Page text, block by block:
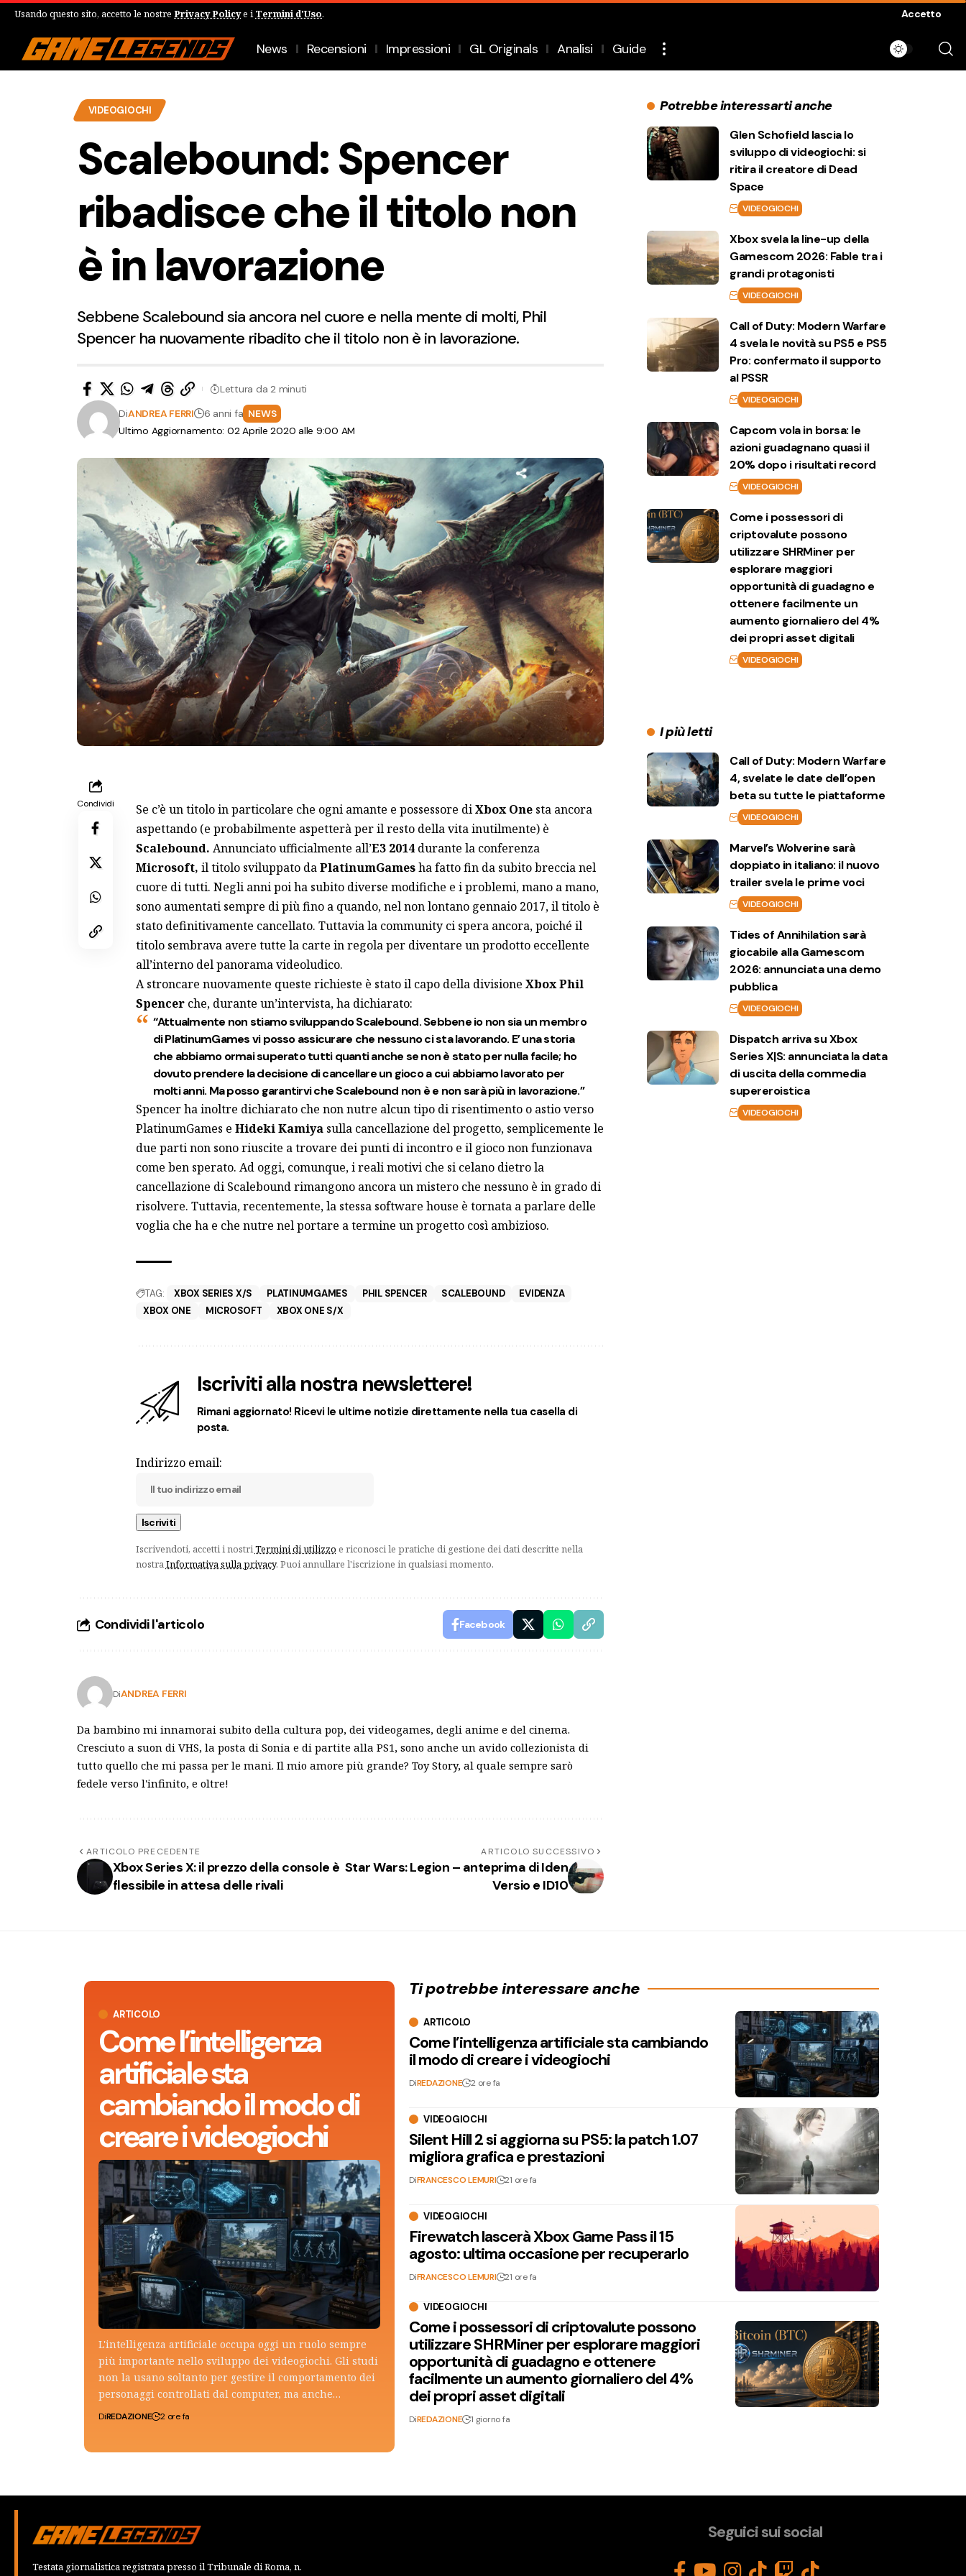
Usando questo sito, accetto le nostre Privacy Policye i Termini d'Uso. Accetto
News Recensioni Impressioni GL Originals Analisi Guide
VIDEOGIOCHI
Scalebound: Spencer
ribadisce che il titolo non
è in lavorazione
Sebbene Scalebound sia ancora nel cuore e nella mente di molti, Phil
Spencer ha nuovamente ribadito che il titolo non è in lavorazione.
Ultimo Aggiornamento: 02 Aprile 2020 alle 9:00 AM
DiANDREA FERRI 6 anni fa NEWS
Lettura da 2 minuti
Condividi Se c’è un titolo in particolare che ogni amante e possessore diXbox Onesta ancora
aspettando (e probabilmente aspetterà per il resto della vita inutilmente) è
Scalebound. Annunciato ufficialmente all’E3 2014durante la conferenza
Microsoft, il titolo sviluppato daPlatinumGamesha fatto fin da subito breccia nel
cuore di tutti. Negli anni poi ha subito diverse modifiche e i problemi, mano a mano,
sono aumentati sempre di più fino a quando, nel non lontano gennaio 2017, il titolo è
stato definitivamente cancellato. Tuttavia la community ci spera ancora, poiché il
titolo sembrava avere tutte la carte in regola per diventare un prodotto eccellente
all’interno del panorama videoludico.
A stroncare nuovamente queste richieste è stato il capo della divisione XboxPhil
Spencerche, durante un’intervista, ha dichiarato:
“Attualmente non stiamo sviluppando Scalebound. Sebbene io non sia un membro
di PlatinumGames vi posso assicurare che nessuno ci sta lavorando. E’ una storia
che abbiamo ormai superato tutti quanti anche se non è stato per nulla facile; ho
dovuto prendere la decisione di cancellare un gioco a cui abbiamo lavorato per
molti anni. Ma posso garantirvi che Scalebound non è e non sarà più in lavorazione.”
Spencer ha inoltre dichiarato che non nutre alcun tipo di risentimento o astio verso
PlatinumGames e Hideki Kamiyasulla cancellazione del progetto, semplicemente le
due parti non sono riuscite a trovare dei punti di incontro e il gioco non funzionava
come ben sperato. Ad oggi, comunque, i reali motivi che si celano dietro la
cancellazione di Scalebound rimangono ancora un mistero che nessuno è in grado di
risolvere. Tuttavia, recentemente, la stessa software house è tornata a parlare delle
voglia che ha e che nutre nel portare a termine un progetto così ambizioso.
TAG: XBOX SERIES X/S PLATINUMGAMES PHIL SPENCER SCALEBOUND
EVIDENZA
XBOX ONE
MICROSOFT XBOX ONE S/X
Iscriviti alla nostra newslettere!
Rimani aggiornato! Ricevi le ultime notizie direttamente nella tua casella di
posta.
Indirizzo email:
Iscrivendoti, accetti i nostriTermini di utilizzo e riconosci le pratiche di gestione dei dati descritte nella
nostraInformativa sulla privacy. Puoi annullare l'iscrizione in qualsiasi momento.
Condividi l'articolo Facebook
DiANDREA FERRI
Da bambino mi innamorai subito della cultura pop, dei videogames, degli anime e del cinema.
Cresciuto a suon di VHS, la posta di Sonia e di partite alla PS1, sono anche un avido collezionista di
tutto quello che mi passa per le mani. Il mio amore più grande? Toy Story, al quale sempre sarò
fedele verso l'infinito, e oltre!
ARTICOLO PRECEDENTE
Xbox Series X: il prezzo della console è
flessibile in attesa delle rivali
ARTICOLO SUCCESSIVO
Star Wars: Legion – anteprima di Iden
Versio e ID10
Potrebbe interessarti anche
Glen Schofield lascia lo
sviluppo di videogiochi: si
ritira il creatore di Dead
Space
VIDEOGIOCHI
Xbox svela la line-up della
Gamescom 2026: Fable tra i
grandi protagonisti
VIDEOGIOCHI
Call of Duty: Modern Warfare
4 svela le novità su PS5 e PS5
Pro: confermato il supporto
al PSSR
VIDEOGIOCHI
Capcom vola in borsa: le
azioni guadagnano quasi il
20% dopo i risultati record
VIDEOGIOCHI
Come i possessori di
criptovalute possono
utilizzare SHRMiner per
esplorare maggiori
opportunità di guadagno e
ottenere facilmente un
aumento giornaliero del 4%
dei propri asset digitali
VIDEOGIOCHI
I più letti
Call of Duty: Modern Warfare
4, svelate le date dell’open
beta su tutte le piattaforme
VIDEOGIOCHI
Marvel’s Wolverine sarà
doppiato in italiano: il nuovo
trailer svela le prime voci
VIDEOGIOCHI
Tides of Annihilation sarà
giocabile alla Gamescom
2026: annunciata una demo
pubblica
VIDEOGIOCHI
Dispatch arriva su Xbox
Series X|S: annunciata la data
di uscita della commedia
supereroistica
VIDEOGIOCHI
ARTICOLO
Come l’intelligenza
artificiale sta
cambiando il modo di
creare i videogiochi
L'intelligenza artificiale occupa oggi un ruolo sempre
più importante nello sviluppo dei videogiochi. Gli studi
non la usano soltanto per gestire il comportamento dei
personaggi controllati dal computer, ma anche…
DiREDAZIONE 2 ore fa
Ti potrebbe interessare anche
ARTICOLO
Come l’intelligenza artificiale sta cambiando
il modo di creare i videogiochi
DiREDAZIONE 2 ore fa
VIDEOGIOCHI
Silent Hill 2 si aggiorna su PS5: la patch 1.07
migliora grafica e prestazioni
DiFRANCESCO LEMURI 21 ore fa
VIDEOGIOCHI
Firewatch lascerà Xbox Game Pass il 15
agosto: ultima occasione per recuperarlo
DiFRANCESCO LEMURI 21 ore fa
VIDEOGIOCHI
Come i possessori di criptovalute possono
utilizzare SHRMiner per esplorare maggiori
opportunità di guadagno e ottenere
facilmente un aumento giornaliero del 4%
dei propri asset digitali
DiREDAZIONE 1 giorno fa
Testata giornalistica registrata presso il Tribunale di Roma, n.
Seguici sui social